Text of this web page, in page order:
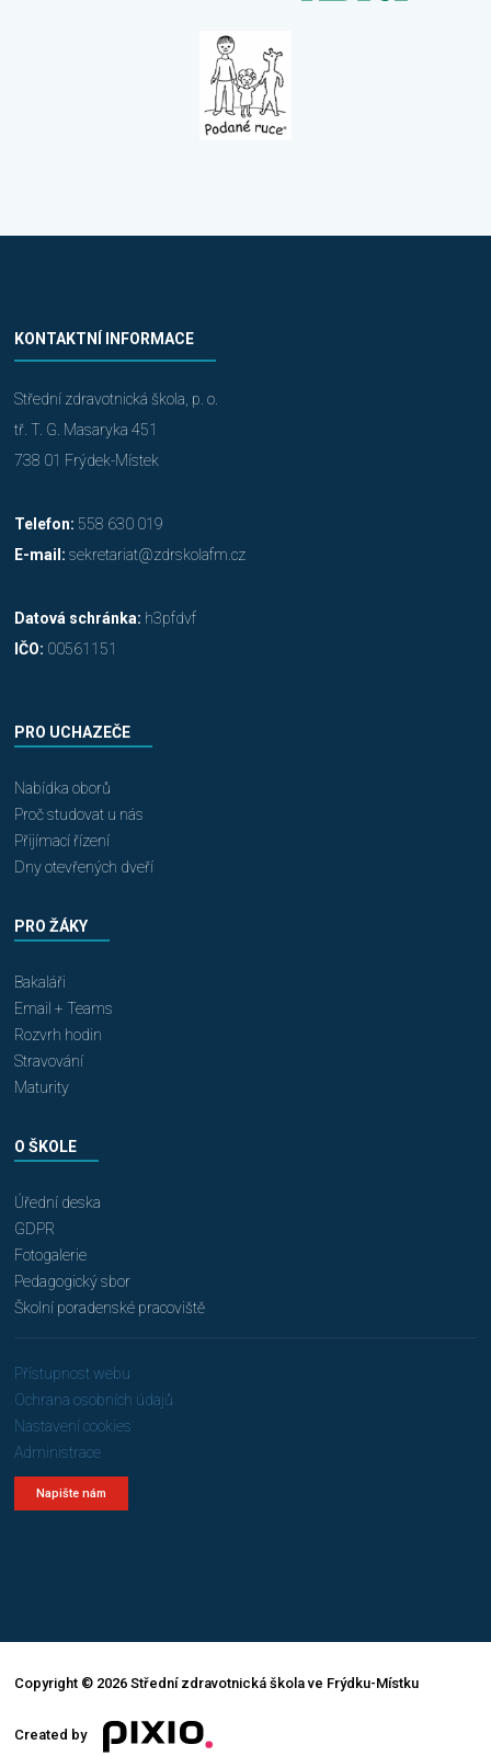
KONTAKTNÍ INFORMACE
Střední zdravotnická škola, p. o.
tř. T. G. Masaryka 451
738 01 Frýdek-Místek
Telefon: 558 630 019
E-mail: sekretariat@zdrskolafm.cz
Datová schránka: h3pfdvf
IČO: 00561151
PRO UCHAZEČE
Nabídka oborů
Proč studovat u nás
Přijímací řízení
Dny otevřených dveří
PRO ŽÁKY
Bakaláři
Email + Teams
Rozvrh hodin
Stravování
Maturity
O ŠKOLE
Úřední deska
GDPR
Fotogalerie
Pedagogický sbor
Školní poradenské pracoviště
Přístupnost webu
Ochrana osobních údajů
Nastavení cookies
Administrace
Napište nám
Copyright © 2026 Střední zdravotnická škola ve Frýdku-Místku
Created by